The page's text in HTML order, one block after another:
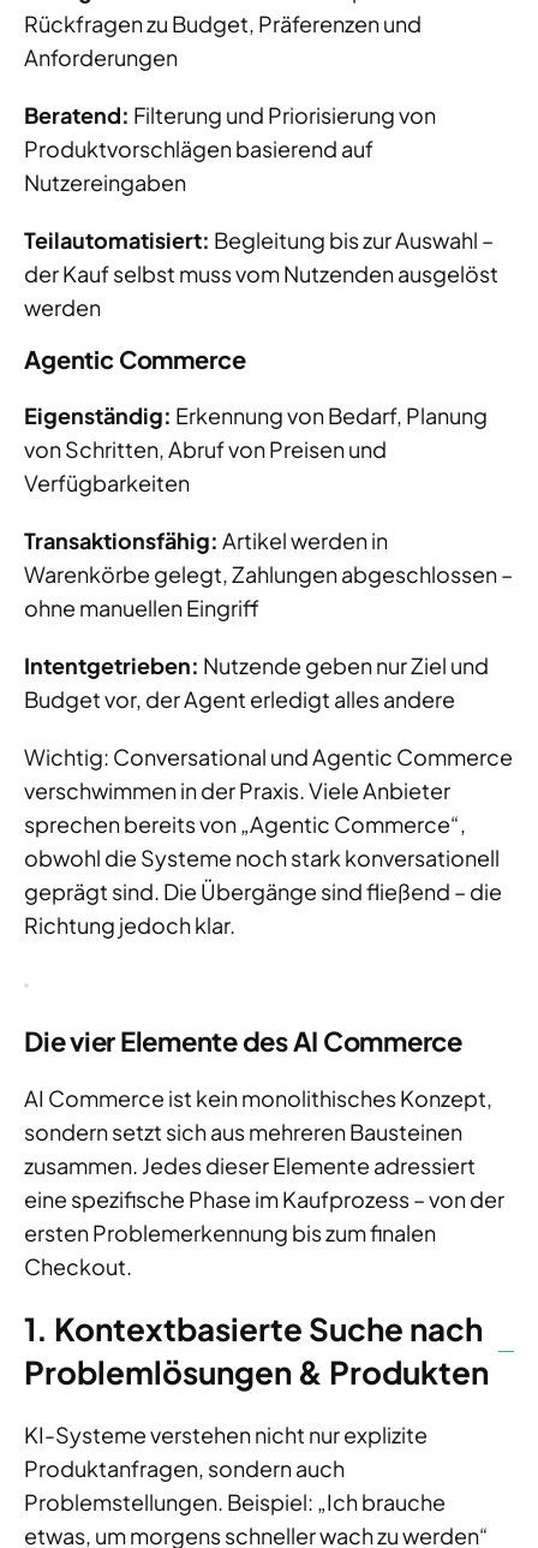
Rückfragen zu Budget, Präferenzen und
Anforderungen
Beratend: Filterung und Priorisierung von
Produktvorschlägen basierend auf
Nutzereingaben
Teilautomatisiert: Begleitung bis zur Auswahl –
der Kauf selbst muss vom Nutzenden ausgelöst
werden
Agentic Commerce
Eigenständig: Erkennung von Bedarf, Planung
von Schritten, Abruf von Preisen und
Verfügbarkeiten
Transaktionsfähig: Artikel werden in
Warenkörbe gelegt, Zahlungen abgeschlossen –
ohne manuellen Eingriff
Intentgetrieben: Nutzende geben nur Ziel und
Budget vor, der Agent erledigt alles andere
Wichtig: Conversational und Agentic Commerce
verschwimmen in der Praxis. Viele Anbieter
sprechen bereits von „Agentic Commerce“,
obwohl die Systeme noch stark konversationell
geprägt sind. Die Übergänge sind fließend – die
Richtung jedoch klar.
Die vier Elemente des AI Commerce
AI Commerce ist kein monolithisches Konzept,
sondern setzt sich aus mehreren Bausteinen
zusammen. Jedes dieser Elemente adressiert
eine spezifische Phase im Kaufprozess – von der
ersten Problemerkennung bis zum finalen
Checkout.
1. Kontextbasierte Suche nach
Problemlösungen & Produkten
KI-Systeme verstehen nicht nur explizite
Produktanfragen, sondern auch
Problemstellungen. Beispiel: „Ich brauche
etwas, um morgens schneller wach zu werden“